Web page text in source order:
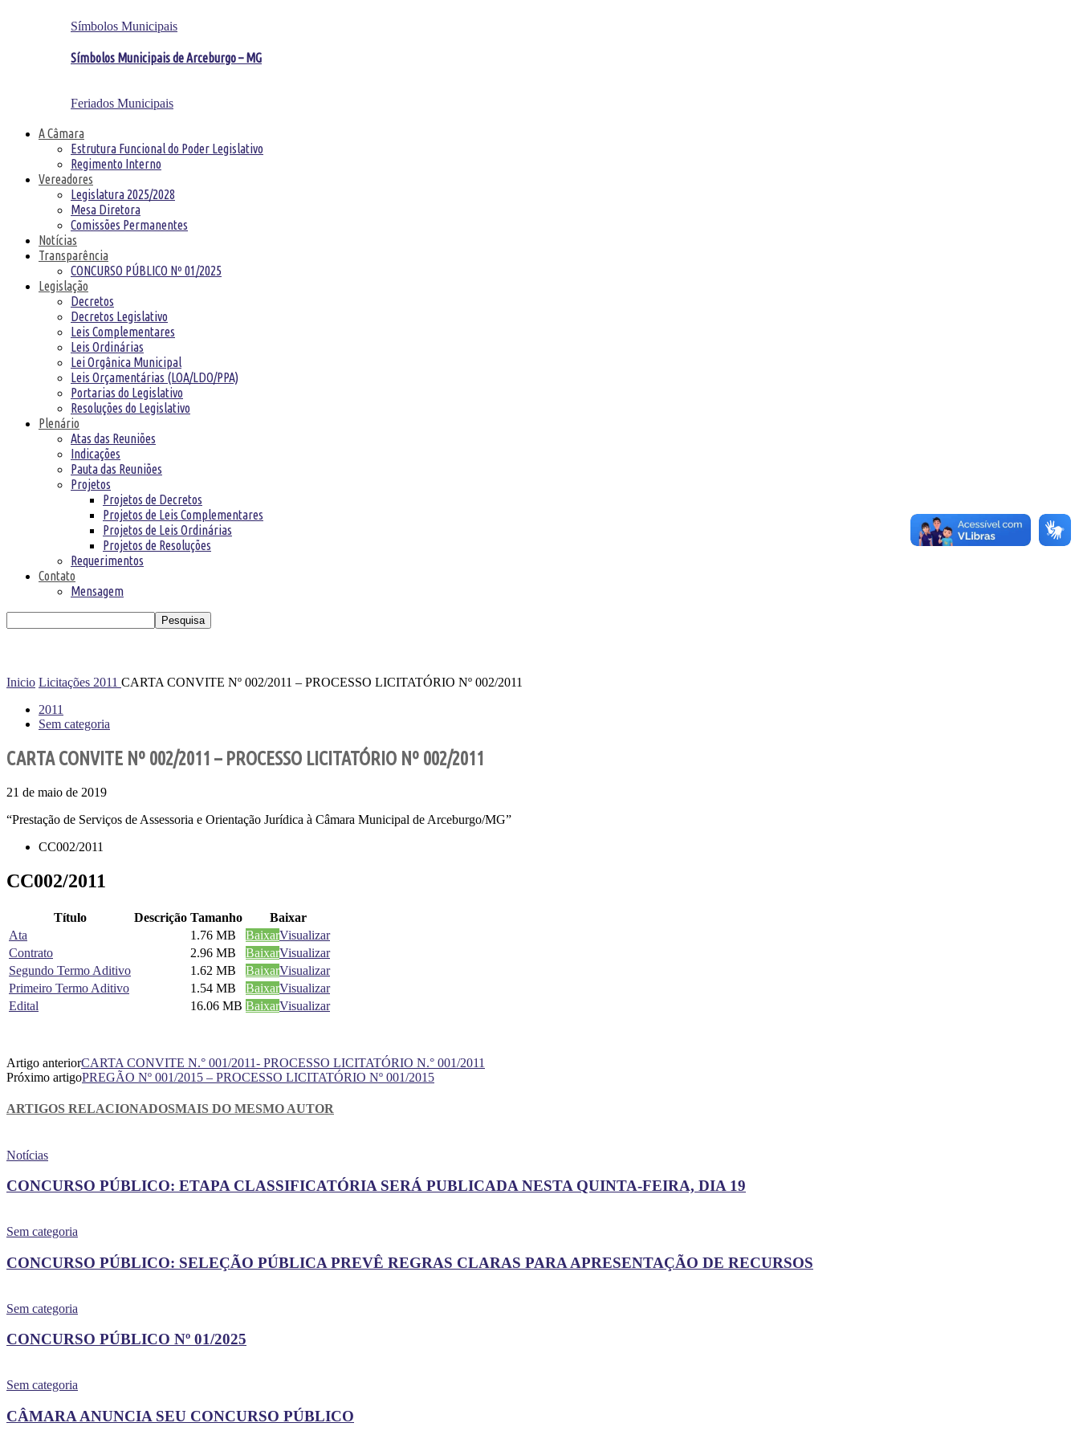
Símbolos Municipais
Símbolos Municipais de Arceburgo – MG
Feriados Municipais
A Câmara
Estrutura Funcional do Poder Legislativo
Regimento Interno
Vereadores
Legislatura 2025/2028
Mesa Diretora
Comissões Permanentes
Notícias
Transparência
CONCURSO PÚBLICO Nº 01/2025
Legislação
Decretos
Decretos Legislativo
Leis Complementares
Leis Ordinárias
Lei Orgânica Municipal
Leis Orçamentárias (LOA/LDO/PPA)
Portarias do Legislativo
Resoluções do Legislativo
Plenário
Atas das Reuniões
Indicações
Pauta das Reuniões
Projetos
Projetos de Decretos
Projetos de Leis Complementares
Projetos de Leis Ordinárias
Projetos de Resoluções
Requerimentos
Contato
Mensagem
Inicio Licitações 2011 CARTA CONVITE Nº 002/2011 – PROCESSO LICITATÓRIO Nº 002/2011
2011
Sem categoria
CARTA CONVITE Nº 002/2011 – PROCESSO LICITATÓRIO Nº 002/2011
21 de maio de 2019
“Prestação de Serviços de Assessoria e Orientação Jurídica à Câmara Municipal de Arceburgo/MG”
CC002/2011
CC002/2011
Título Descrição Tamanho
Baixar
Ata
1.76 MB BaixarVisualizar
Contrato
2.96 MB BaixarVisualizar
Segundo Termo Aditivo
1.62 MB BaixarVisualizar
Primeiro Termo Aditivo
1.54 MB BaixarVisualizar
Edital
16.06 MB BaixarVisualizar
Artigo anteriorCARTA CONVITE N.° 001/2011- PROCESSO LICITATÓRIO N.° 001/2011
Próximo artigoPREGÃO Nº 001/2015 – PROCESSO LICITATÓRIO Nº 001/2015
ARTIGOS RELACIONADOSMAIS DO MESMO AUTOR
Notícias
CONCURSO PÚBLICO: ETAPA CLASSIFICATÓRIA SERÁ PUBLICADA NESTA QUINTA-FEIRA, DIA 19
Sem categoria
CONCURSO PÚBLICO: SELEÇÃO PÚBLICA PREVÊ REGRAS CLARAS PARA APRESENTAÇÃO DE RECURSOS
Sem categoria
CONCURSO PÚBLICO Nº 01/2025
Sem categoria
CÂMARA ANUNCIA SEU CONCURSO PÚBLICO